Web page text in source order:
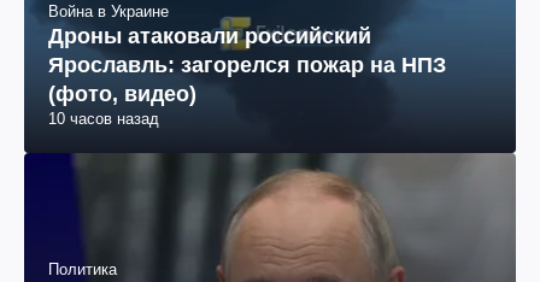
Война в Украине
Дроны атаковали российский
Ярославль: загорелся пожар на НПЗ
(фото, видео)
10 часов назад
Политика